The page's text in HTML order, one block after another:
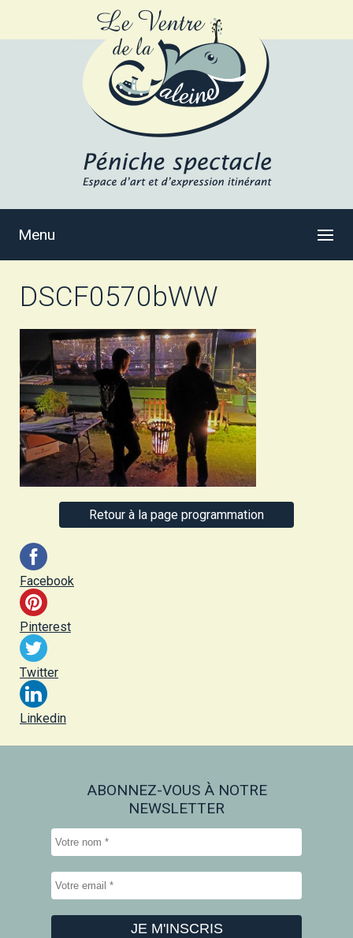
Menu
DSCF0570bWW
Retour à la page programmation
Facebook
Pinterest
Twitter
Linkedin
ABONNEZ-VOUS À NOTRE
NEWSLETTER